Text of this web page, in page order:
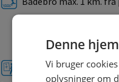
Forslag til vandreture
Denne
Vi bruger
oplysninger om